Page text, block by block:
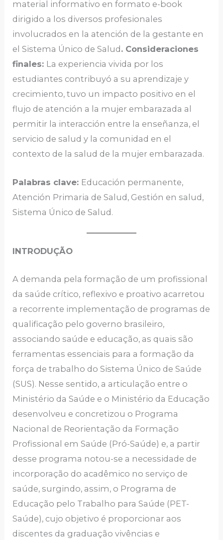
material informativo en formato e-book
dirigido a los diversos profesionales
involucrados en la atención de la gestante en
el Sistema Único de Salud . Consideraciones
finales: La experiencia vivida por los
estudiantes contribuyó a su aprendizaje y
crecimiento, tuvo un impacto positivo en el
flujo de atención a la mujer embarazada al
permitir la interacción entre la enseñanza, el
servicio de salud y la comunidad en el
contexto de la salud de la mujer embarazada.
Palabras clave: Educación permanente,
Atención Primaria de Salud, Gestión en salud,
Sistema Único de Salud.
INTRODUÇÃO
A demanda pela formação de um profissional
da saúde crítico, reflexivo e proativo acarretou
a recorrente implementação de programas de
qualificação pelo governo brasileiro,
associando saúde e educação, as quais são
ferramentas essenciais para a formação da
força de trabalho do Sistema Único de Saúde
(SUS). Nesse sentido, a articulação entre o
Ministério da Saúde e o Ministério da Educação
desenvolveu e concretizou o Programa
Nacional de Reorientação da Formação
Profissional em Saúde (Pró-Saúde) e, a partir
desse programa notou-se a necessidade de
incorporação do acadêmico no serviço de
saúde, surgindo, assim, o Programa de
Educação pelo Trabalho para Saúde (PET-
Saúde), cujo objetivo é proporcionar aos
discentes da graduação vivências e